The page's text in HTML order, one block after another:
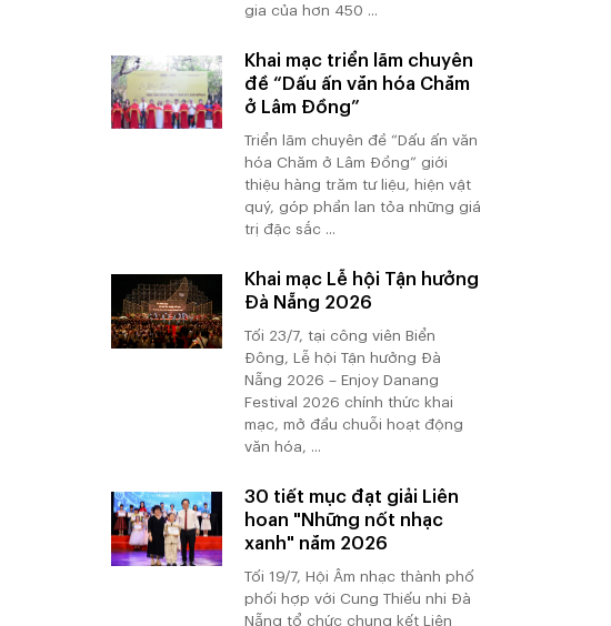
gia của hơn 450 ...
Khai mạc triển lãm chuyên
đề “Dấu ấn văn hóa Chăm
ở Lâm Đồng”
Triển lãm chuyên đề “Dấu ấn văn
hóa Chăm ở Lâm Đồng” giới
thiệu hàng trăm tư liệu, hiện vật
quý, góp phần lan tỏa những giá
trị đặc sắc ...
Khai mạc Lễ hội Tận hưởng
Đà Nẵng 2026
Tối 23/7, tại công viên Biển
Đông, Lễ hội Tận hưởng Đà
Nẵng 2026 – Enjoy Danang
Festival 2026 chính thức khai
mạc, mở đầu chuỗi hoạt động
văn hóa, ...
30 tiết mục đạt giải Liên
hoan "Những nốt nhạc
xanh" năm 2026
Tối 19/7, Hội Âm nhạc thành phố
phối hợp với Cung Thiếu nhi Đà
Nẵng tổ chức chung kết Liên